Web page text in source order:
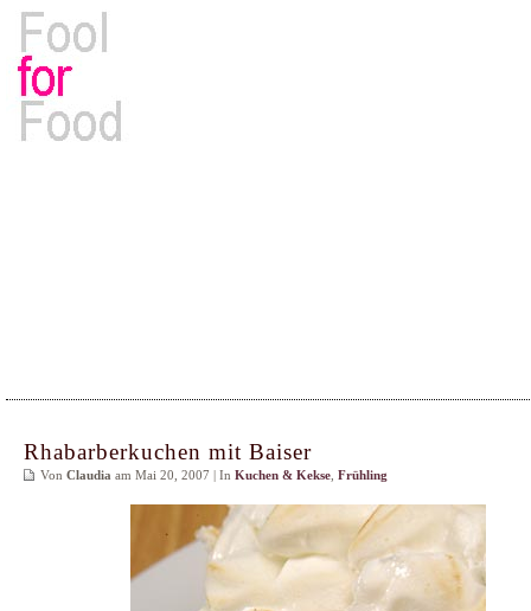
Rhabarberkuchen mit Baiser
Von Claudia am Mai 20, 2007 | In Kuchen & Kekse Frühling